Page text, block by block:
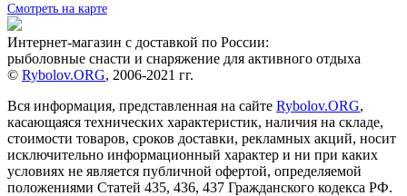
Смотреть на карте
Интернет-магазин с доставкой по России:
рыболовные снасти и снаряжение для активного отдыха
© Rybolov.ORG, 2006-2021 гг.
Вся информация, представленная на сайте Rybolov.ORG,
касающаяся технических характеристик, наличия на складе,
стоимости товаров, сроков доставки, рекламных акций, носит
исключительно информационный характер и ни при каких
условиях не является публичной офертой, определяемой
положениями Статей 435, 436, 437 Гражданского кодекса РФ.